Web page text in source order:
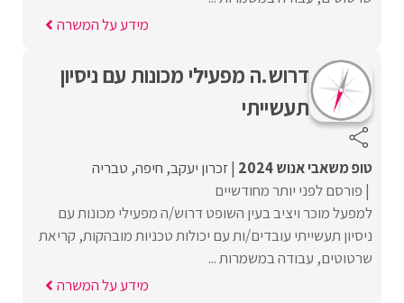
מידע על המשרה
דרוש.ה מפעילי מכונות עם ניסיון
תעשייתי
טופ משאבי אנוש 2024 זכרון יעקב חיפה טבריה
פורסם לפני יותר מחודשיים
למפעל מוכר ויציב בעין השופט דרוש/ה מפעילי מכונות עם
ניסיון תעשייתי עובדים/ות עם יכולות טכניות מובהקות, קריאת
שרטוטים, עבודה במשמרות ...
מידע על המשרה